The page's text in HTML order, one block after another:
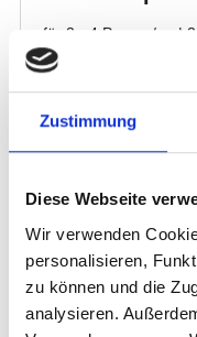
Zustimmung
Diese Webseite
Wir verwenden
personalisieren,
zu können und die
analysieren.